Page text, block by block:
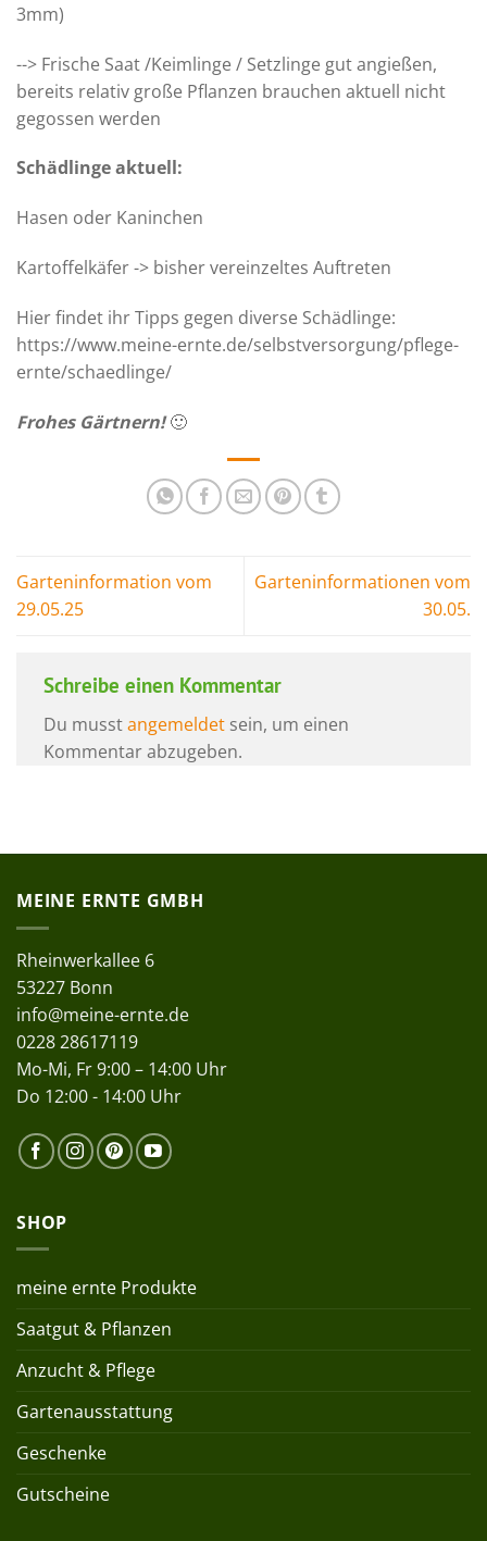
3mm)
--> Frische Saat /Keimlinge / Setzlinge gut angießen,
bereits relativ große Pflanzen brauchen aktuell nicht
gegossen werden
Schädlinge aktuell:
Hasen oder Kaninchen
Kartoffelkäfer -> bisher vereinzeltes Auftreten
Hier findet ihr Tipps gegen diverse Schädlinge:
https://www.meine-ernte.de/selbstversorgung/pflege-
ernte/schaedlinge/
Frohes Gärtnern!🙂
Garteninformation vom
29.05.25
Garteninformationen vom
30.05.
Schreibe einen Kommentar
Du musstangemeldet sein, um einen
Kommentar abzugeben.
MEINE ERNTE GMBH
Rheinwerkallee 6
53227 Bonn
info@meine-ernte.de
0228 28617119
Mo-Mi, Fr 9:00 – 14:00 Uhr
Do 12:00 - 14:00 Uhr
SHOP
meine ernte Produkte
Saatgut & Pflanzen
Anzucht & Pflege
Gartenausstattung
Geschenke
Gutscheine